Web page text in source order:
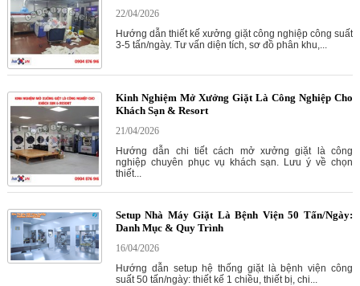
22/04/2026
Hướng dẫn thiết kế xưởng giặt công nghiệp công suất
3-5 tấn/ngày. Tư vấn diện tích, sơ đồ phân khu,...
Kinh Nghiệm Mở Xưởng Giặt Là Công Nghiệp Cho
Khách Sạn & Resort
21/04/2026
Hướng dẫn chi tiết cách mở xưởng giặt là công
nghiệp chuyên phục vụ khách sạn. Lưu ý về chọn
thiết...
Setup Nhà Máy Giặt Là Bệnh Viện 50 Tấn/Ngày:
Danh Mục & Quy Trình
16/04/2026
Hướng dẫn setup hệ thống giặt là bệnh viện công
suất 50 tấn/ngày: thiết kế 1 chiều, thiết bị, chi...